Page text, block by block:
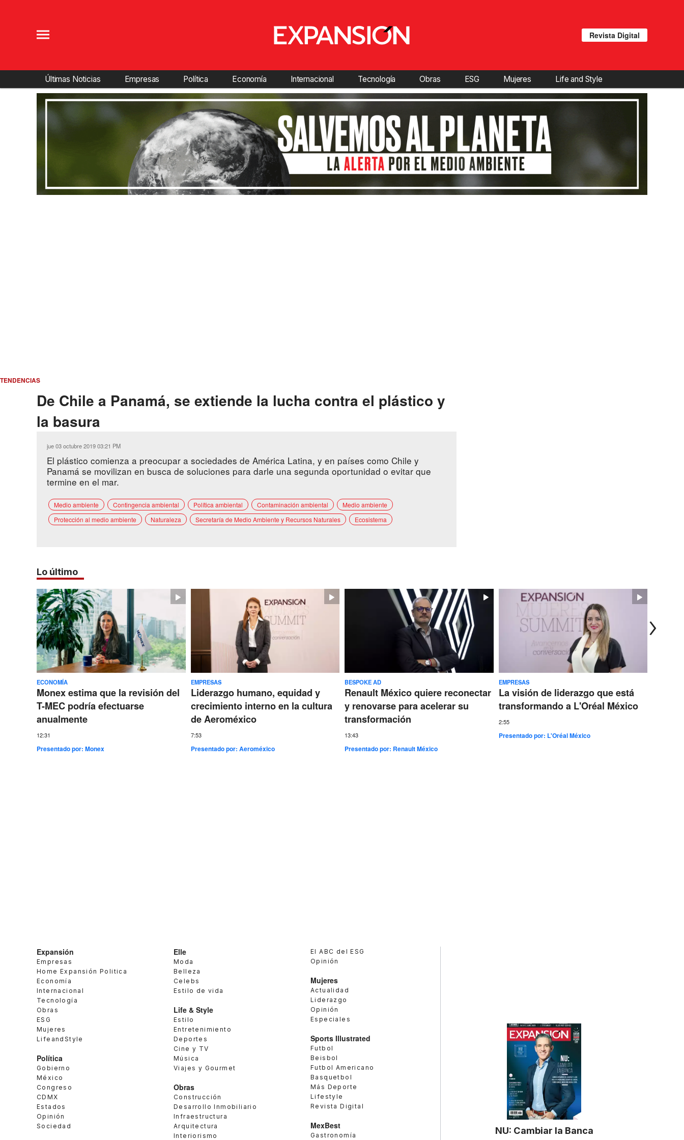
Revista Digital
Últimas Noticias Empresas Política Economía Internacional Tecnología Obras ESG Mujeres Life and Style
TENDENCIAS
De Chile a Panamá, se extiende la lucha contra el plástico y
la basura
jue 03 octubre 2019 03:21 PM
El plástico comienza a preocupar a sociedades de América Latina, y en países como Chile y
Panamá se movilizan en busca de soluciones para darle una segunda oportunidad o evitar que
termine en el mar.
Medio ambiente Contingencia ambiental Política ambiental Contaminación ambiental
Medio ambiente
Protección al medio ambiente
Naturaleza Secretaría de Medio Ambiente y Recursos Naturales Ecosistema
Lo último
ECONOMÍA
Monex estima que la revisión del
T-MEC podría efectuarse
anualmente
12:31
Presentado por:Monex
EMPRESAS
Liderazgo humano, equidad y
crecimiento interno en la cultura
de Aeroméxico
7:53
Presentado por: Aeroméxico
BESPOKE AD
Renault México quiere reconectar
y renovarse para acelerar su
transformación
13:43
Presentado por: Renault México
EMPRESAS
La visión de liderazgo que está
transformando a L'Oréal México
2:55
Presentado por: L'Oréal México
Expansión
Empresas
Home Expansión Politica
Economía
Internacional
Tecnología
Obras
ESG
Mujeres
LifeandStyle
Política
Gobierno
México
Congreso
CDMX
Estados
Opinión
Sociedad
Elle
Moda
Belleza
Celebs
Estilo de vida
Life & Style
Estilo
Entretenimiento
Deportes
Cine y TV
Música
Viajes y Gourmet
Obras
Construcción
Desarrollo Inmobiliario
Infraestructura
Arquitectura
Interiorismo
El ABC del ESG
Opinión
Mujeres
Actualidad
Liderazgo
Opinión
Especiales
Sports Illustrated
Futbol
Beisbol
Futbol Americano
Basquetbol
Más Deporte
Lifestyle
Revista Digital
MexBest
Gastronomía NU: Cambiar la Banca